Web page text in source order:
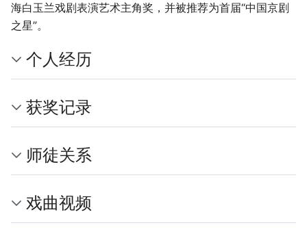
海白玉兰戏剧表演艺术主角奖，并被推荐为首届“中国京剧
之星”。
个人经历
获奖记录
师徒关系
戏曲视频